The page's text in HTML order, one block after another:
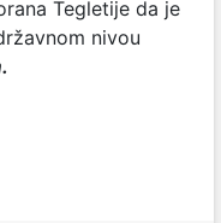
Tegletije da je
nivou